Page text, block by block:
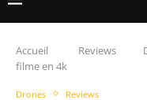
Accueil Reviews
filme en 4k
Drones Reviews